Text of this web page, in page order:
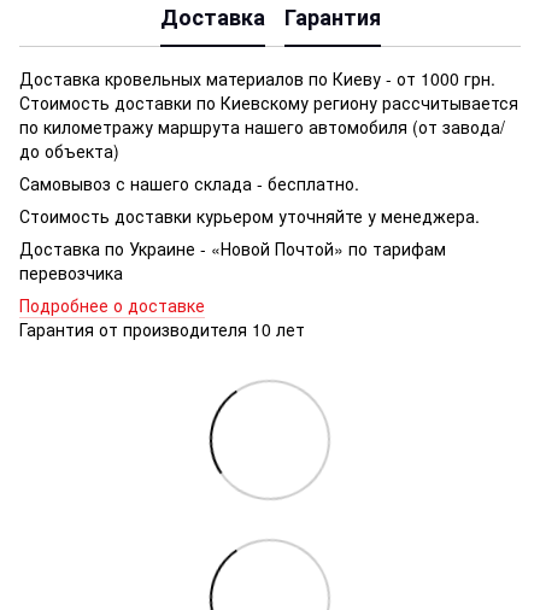
Доставка Гарантия
Доставка кровельных материалов по Киеву - от 1000 грн.
Стоимость доставки по Киевскому региону рассчитывается
по километражу маршрута нашего автомобиля (от завода/
до объекта)
Самовывоз с нашего склада - бесплатно.
Стоимость доставки курьером уточняйте у менеджера.
Доставка по Украине - «Новой Почтой» по тарифам
перевозчика
Подробнее о доставке
Гарантия от производителя 10 лет